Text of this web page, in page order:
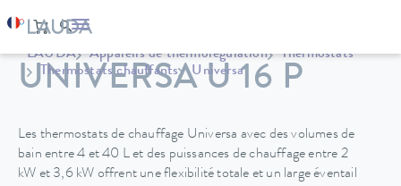
LAUDA Appareils de thermorégulation
Thermostats
Thermostats chauffants
Universa
UNIVERSA U 16 P
Les thermostats de chauffage Universa avec des volumes de
bain entre 4 et 40 L et des puissances de chauffage entre 2
kW et 3,6 kW offrent une flexibilité totale et un large éventail